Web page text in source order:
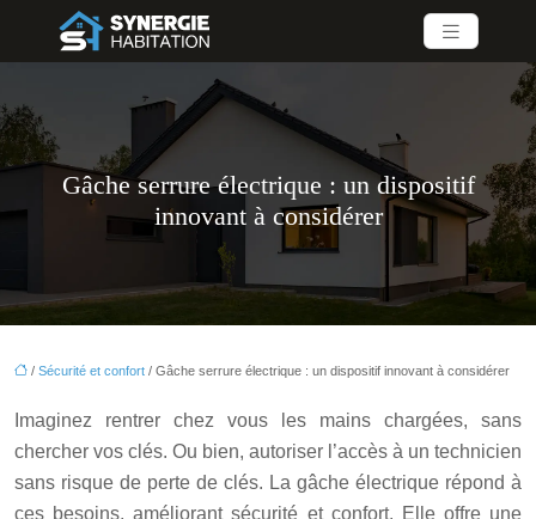
Gâche serrure électrique : un dispositif
innovant à considérer
/ Sécurité et confort / Gâche serrure électrique : un dispositif innovant à considérer
Imaginez rentrer chez vous les mains chargées, sans
chercher vos clés. Ou bien, autoriser l’accès à un technicien
sans risque de perte de clés. La gâche électrique répond à
ces besoins, améliorant sécurité et confort. Elle offre une